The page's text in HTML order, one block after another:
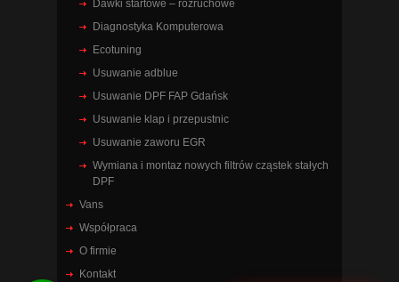
Dawki startowe – rozruchowe
Diagnostyka Komputerowa
Ecotuning
Usuwanie adblue
Usuwanie DPF FAP Gdańsk
Usuwanie klap i przepustnic
Usuwanie zaworu EGR
Wymiana i montaz nowych filtrów cząstek stałych
DPF
Vans
Współpraca
O firmie
Kontakt